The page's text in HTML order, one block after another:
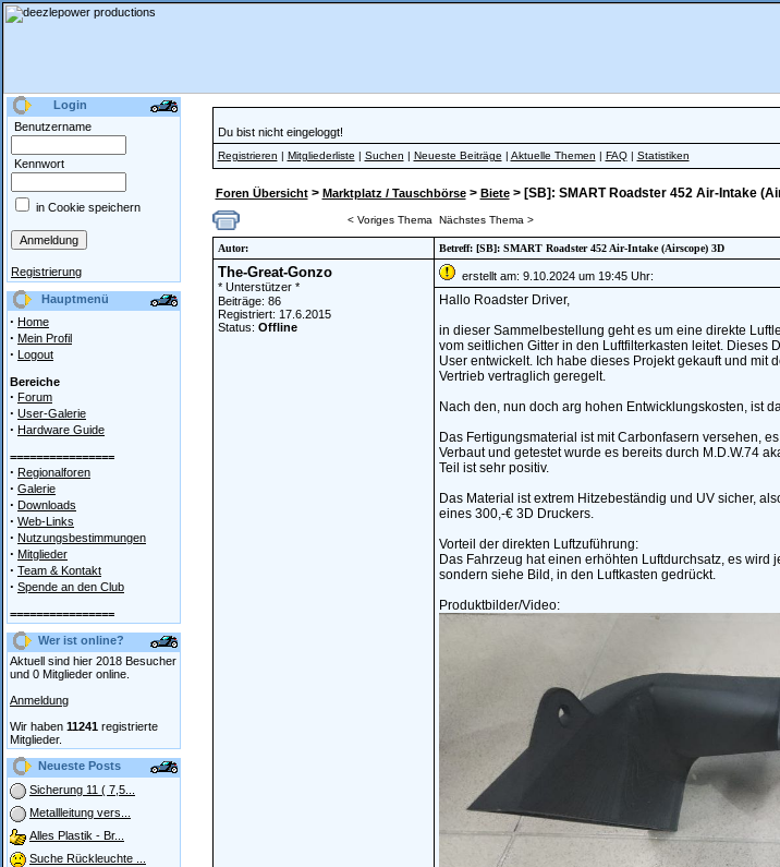
Login
Benutzername
Kennwort
in Cookie speichern
Registrierung
Hauptmenü
· Home
· Mein Profil
· Logout
Bereiche
· Forum
· User-Galerie
· Hardware Guide
================
· Regionalforen
· Galerie
· Downloads
· Web-Links
· Nutzungsbestimmungen
· Mitglieder
· Team & Kontakt
· Spende an den Club
================
Wer ist online?
Aktuell sind hier 2018 Besucher
und 0 Mitglieder online.
Anmeldung
Wir haben 11241 registrierte
Mitglieder.
Neueste Posts
Sicherung 11 ( 7,5...
Metallleitung vers...
Alles Plastik - Br...
Suche Rückleuchte ...
Du bist nicht eingeloggt!
Registrieren | Mitgliederliste | Suchen | Neueste Beiträge | Aktuelle Themen | FAQ| Statistiken
Foren Übersicht> Marktplatz / Tauschbörse> Biete> [SB]: SMART Roadster 452 Air-Intake
< Voriges Thema Nächstes Thema >
Autor: Betreff: [SB]: SMART Roadster 452 Air-Intake (Airscope) 3D
The-Great-Gonzo
* Unterstützer *
Beiträge: 86
Registriert: 17.6.2015
Status: Offline
erstellt am: 9.10.2024 um 19:45 Uhr:
Hallo Roadster Driver,
in dieser Sammelbestellung geht es um eine direkte
vom seitlichen Gitter in den Luftfilterkasten leitet. Dieses
User entwickelt. Ich habe dieses Projekt gekauft und mit
Vertrieb vertraglich geregelt.
Nach den, nun doch arg hohen Entwicklungskosten, ist
Das Fertigungsmaterial ist mit Carbonfasern versehen,
Verbaut und getestet wurde es bereits durch M.D.W.74
Teil ist sehr positiv.
Das Material ist extrem Hitzebeständig und UV sicher,
eines 300,-€ 3D Druckers.
Vorteil der direkten Luftzuführung:
Das Fahrzeug hat einen erhöhten Luftdurchsatz, es wird
sondern siehe Bild, in den Luftkasten gedrückt.
Produktbilder/Video: